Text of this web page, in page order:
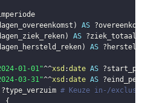
) AS
) AS
) AS
01-01"^^xsd :date AS
03-31"^^xsd :date AS
?type_verzuim # Keuze in-/exclusief